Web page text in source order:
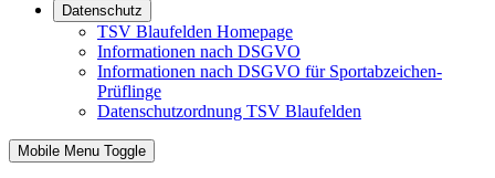
Datenschutz
TSV Blaufelden Homepage
Informationen nach DSGVO
Informationen nach DSGVO für Sportabzeichen-
Prüflinge
Datenschutzordnung TSV Blaufelden
Mobile Menu Toggle